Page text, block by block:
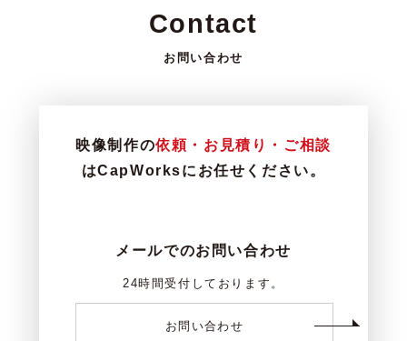
Contact
お問い合わせ
映像制作の依頼・お見積り・ご相談
はCapWorksにお任せください。
メールでのお問い合わせ
24時間受付しております。
お問い合わせ